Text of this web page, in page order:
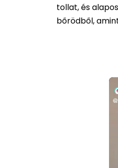
tollat, és
bőrödből,